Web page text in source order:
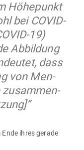
Höhe­punkt
bei COVID-
19)
Abbildung
dass
von Men­
zusam­men­
ihres gerade